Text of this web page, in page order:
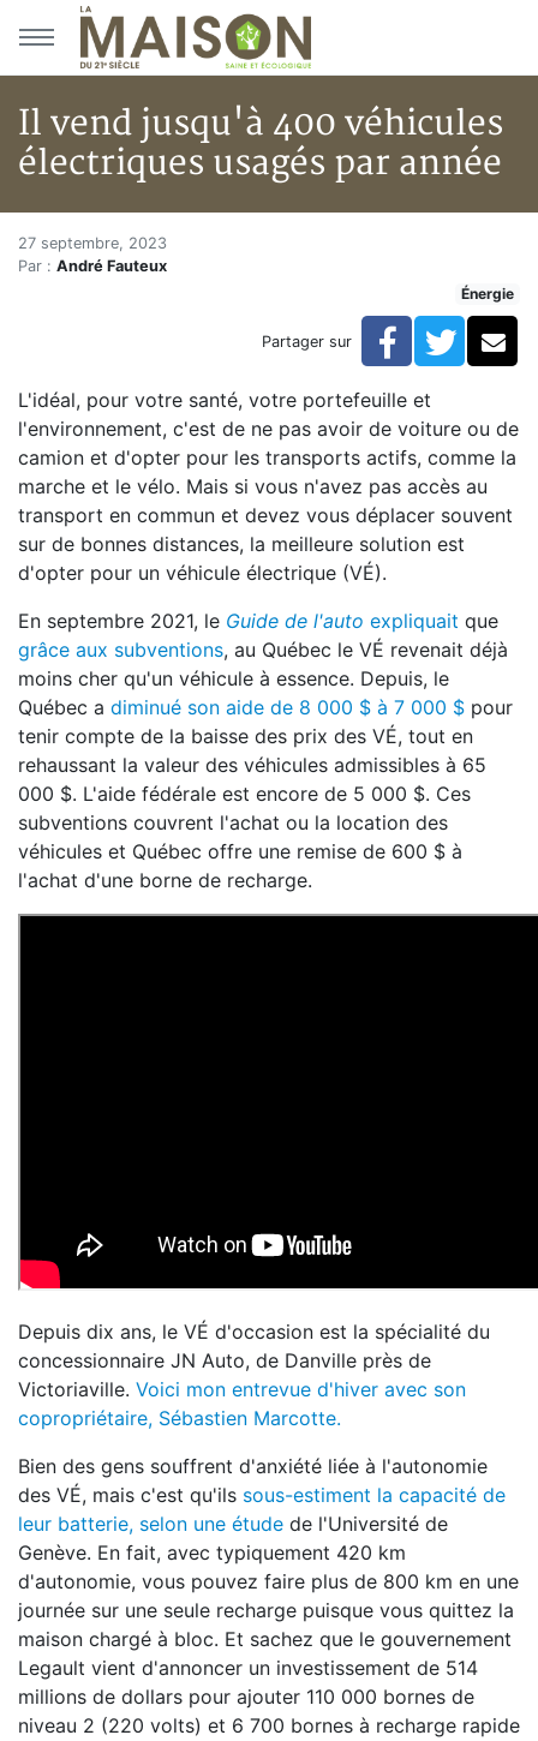
Aller au menu principal
Aller au contenu principal
Il vend jusqu'à 400 véhicules
électriques usagés par année
Accueil
Articles
Il vend jusqu'à 400 véhicules électriques usagés par
Il vend jusqu'à 400 véhicules
27 septembre, 2023
Par : André Fauteux
Énergie
Partager sur Facebook
L'idéal, pour votre santé, votre portefeuille et
l'environnement, c'est de ne pas avoir de voiture ou de
camion et d'opter pour les transports actifs, comme la
marche et le vélo. Mais si vous n'avez pas accès au
transport en commun et devez vous déplacer souvent
sur de bonnes distances, la meilleure solution est
d'opter pour un véhicule électrique (VÉ).
En septembre 2021, le Guide de l'auto expliquait que
grâce aux subventions, au Québec le VÉ revenait déjà
moins cher qu'un véhicule à essence. Depuis, le
Québec a diminué son aide de 8 000 $ à 7 000 $ pour
tenir compte de la baisse des prix des VÉ, tout en
rehaussant la valeur des véhicules admissibles à 65
000 $. L'aide fédérale est encore de 5 000 $. Ces
subventions couvrent l'achat ou la location des
véhicules et Québec offre une remise de 600 $ à
l'achat d'une borne de recharge.
Depuis dix ans, le VÉ d'occasion est la spécialité du
concessionnaire JN Auto, de Danville près de
Victoriaville. Voici mon entrevue d'hiver avec son
copropriétaire, Sébastien Marcotte.
Bien des gens souffrent d'anxiété liée à l'autonomie
des VÉ, mais c'est qu'ils sous-estiment la capacité de
leur batterie, selon une étude de l'Université de
Genève. En fait, avec typiquement 420 km
d'autonomie, vous pouvez faire plus de 800 km en une
journée sur une seule recharge puisque vous quittez la
maison chargé à bloc. Et sachez que le gouvernement
Legault vient d'annoncer un investissement de 514
millions de dollars pour ajouter 110 000 bornes de
niveau 2 (220 volts) et 6 700 bornes à recharge rapide